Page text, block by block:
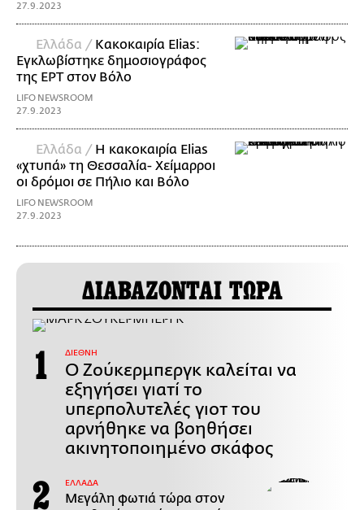
27.9.2023
Ελλάδα / Κακοκαιρία Elias:
Εγκλωβίστηκε δημοσιογράφος
της ΕΡΤ στον Βόλο
LIFO NEWSROOM
27.9.2023
Ελλάδα / H κακοκαιρία Elias
«χτυπά» τη Θεσσαλία- Χείμαρροι
οι δρόμοι σε Πήλιο και Βόλο
LIFO NEWSROOM
27.9.2023
ΔΙΑΒΑΖΟΝΤΑΙ ΤΩΡΑ
ΔΙΕΘΝΗ
Ο Ζούκερμπεργκ καλείται να
εξηγήσει γιατί το
υπερπολυτελές γιοτ του
αρνήθηκε να βοηθήσει
ακινητοποιημένο σκάφος
ΕΛΛΑΔΑ
Μεγάλη φωτιά τώρα στον